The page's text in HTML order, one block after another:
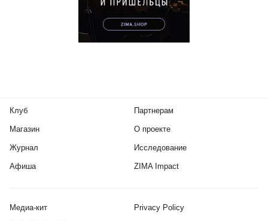
Клуб
Магазин
Журнал
Афиша
Партнерам
О проекте
Исследование
ZIMA Impact
Медиа-кит Privacy Policy